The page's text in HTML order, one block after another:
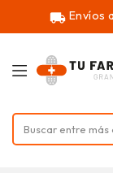
local_shipping Envíos